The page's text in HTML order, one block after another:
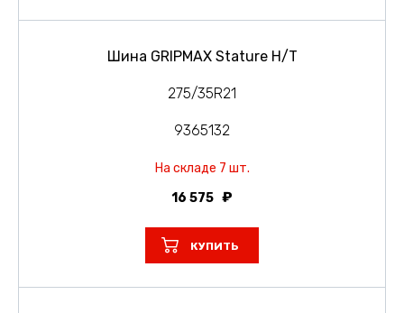
Шина GRIPMAX Stature H/T
275/35R21
9365132
На складе 7 шт.
16 575
КУПИТЬ